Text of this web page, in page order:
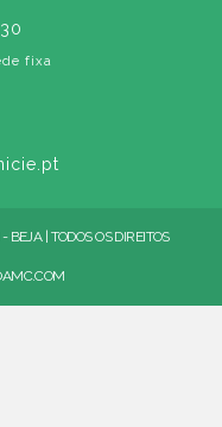
fixa
| TODOS OS DIREITOS